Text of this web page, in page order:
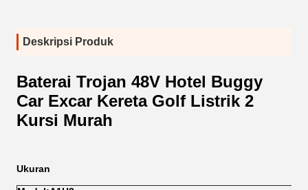
Deskripsi Produk
Baterai Trojan 48V Hotel Buggy
Car Excar Kereta Golf Listrik 2
Kursi Murah
Ukuran